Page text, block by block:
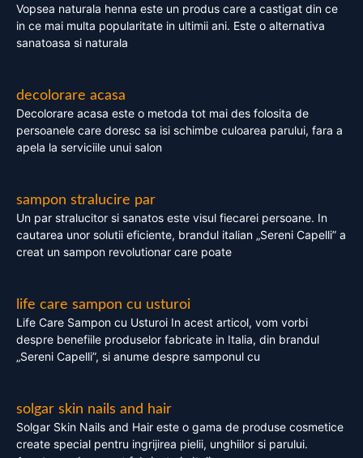
Vopsea naturala henna este un produs care a castigat din ce
in ce mai multa popularitate in ultimii ani. Este o alternativa
sanatoasa si naturala
decolorare acasa
Decolorare acasa este o metoda tot mai des folosita de
persoanele care doresc sa isi schimbe culoarea parului, fara a
apela la serviciile unui salon
sampon stralucire par
Un par stralucitor si sanatos este visul fiecarei persoane. In
cautarea unor solutii eficiente, brandul italian „Sereni Capelli” a
creat un sampon revolutionar care poate
life care sampon cu usturoi
Life Care Sampon cu Usturoi In acest articol, vom vorbi
despre benefiile produselor fabricate in Italia, din brandul
„Sereni Capelli”, si anume despre samponul cu
solgar skin nails and hair
Solgar Skin Nails and Hair este o gama de produse cosmetice
create special pentru ingrijirea pielii, unghiilor si parului.